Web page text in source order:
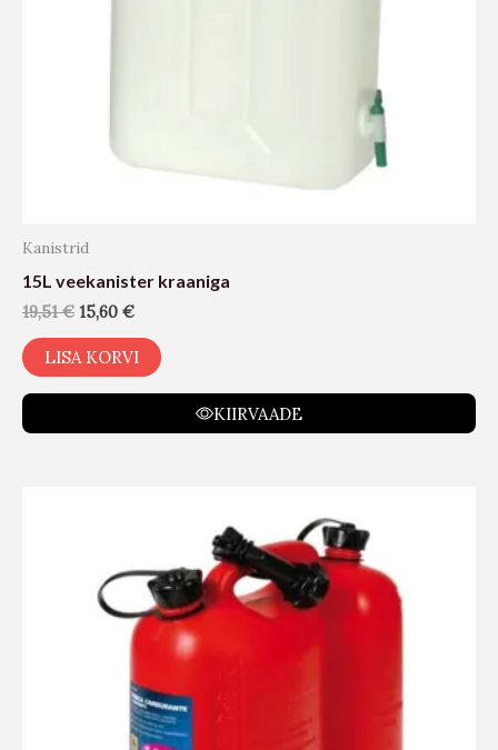
Kanistrid
15L veekanister kraaniga
19,51€ 15,60 €
LISA KORVI
KIIRVAADE